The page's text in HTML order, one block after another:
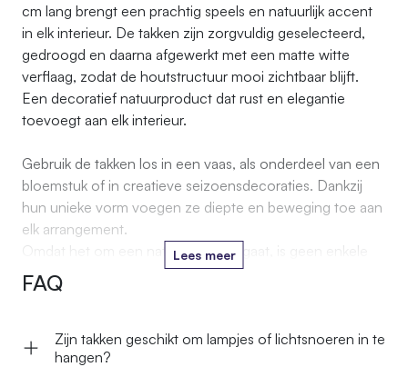
cm lang brengt een prachtig speels en natuurlijk accent
in elk interieur. De takken zijn zorgvuldig geselecteerd,
gedroogd en daarna afgewerkt met een matte witte
verflaag, zodat de houtstructuur mooi zichtbaar blijft.
Een decoratief natuurproduct dat rust en elegantie
toevoegt aan elk interieur.
Gebruik de takken los in een vaas, als onderdeel van een
bloemstuk of in creatieve seizoensdecoraties. Dankzij
hun unieke vorm voegen ze diepte en beweging toe aan
elk arrangement.
Omdat het om een natuurproduct gaat, is geen enkele
tak precies hetzelfde; kleine variaties in dikte, vorm en
kleur maken elke set uniek.
Lees meer
FAQ
Zijn takken geschikt om lampjes of licht­snoeren in te
hangen?